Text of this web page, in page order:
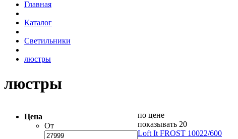
Главная
Каталог
Светильники
люстры
люстры
Цена
От
по цене
показывать 20
Loft It FROST 10022/600